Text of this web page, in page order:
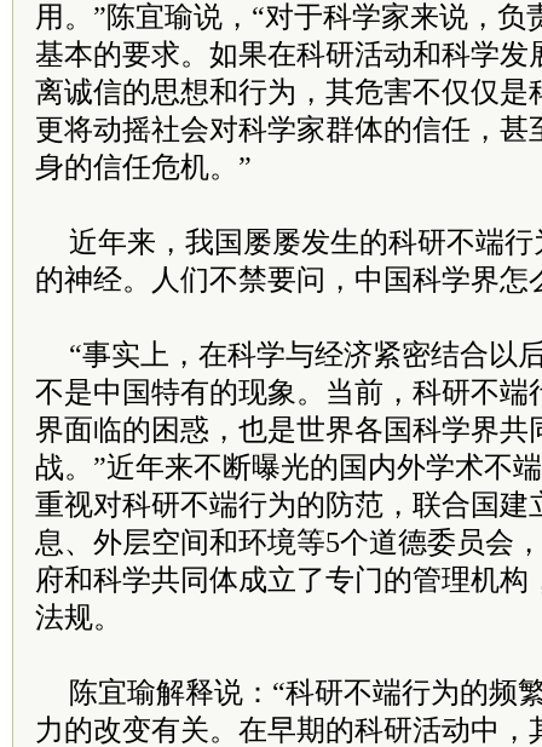
用。”陈宜瑜说，“对于科学家来说，负
基本的要求。如果在科研活动和科学发
离诚信的思想和行为，其危害不仅仅是
更将动摇社会对科学家群体的信任，甚
身的信任危机。”
近年来，我国屡屡发生的科研不端
的神经。人们不禁要问，中国科学界怎
“事实上，在科学与经济紧密结合以
不是中国特有的现象。当前，科研不端
界面临的困惑，也是世界各国科学界共
战。”近年来不断曝光的国内外学术不
重视对科研不端行为的防范，联合国建
息、外层空间和环境等5个道德委员会
府和科学共同体成立了专门的管理机构
法规。
陈宜瑜解释说：“科研不端行为的频
力的改变有关。在早期的科研活动中，